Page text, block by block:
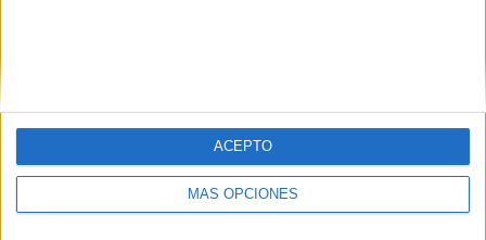
MÁS OPCIONES
ACEPTO
email